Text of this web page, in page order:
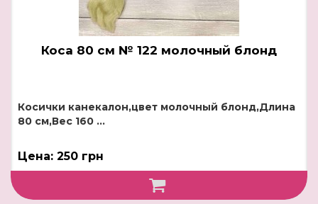
Коса 80 см № 122 молочный блонд
Косички канекалон,цвет молочный блонд,Длина
80 см,Вес 160 ...
Цена: 250 грн